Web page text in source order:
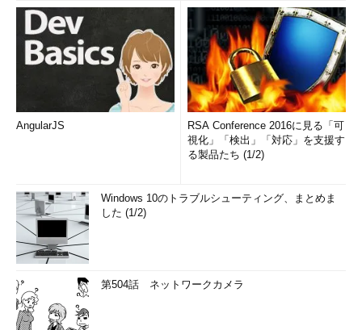
AngularJS
RSA Conference 2016に見る「可
視化」「検出」「対応」を支援す
る製品たち (1/2)
Windows 10のトラブルシューティング、まとめま
した (1/2)
第504話 ネットワークカメラ